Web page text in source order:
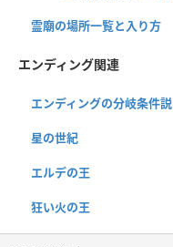
霊廟の場所一覧と入り方
エンディング関連
エンディングの分岐条件説
星の世紀
エルデの王
狂い火の王